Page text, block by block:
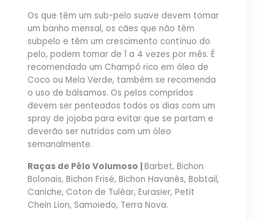
Os que têm um sub-pelo suave devem tomar
um banho mensal, os cães que não têm
subpelo e têm um crescimento contínuo do
pelo, podem tomar de 1 a 4 vezes por mês. É
recomendado um Champô rico em óleo de
Coco ou Mela Verde, também se recomenda
o uso de bálsamos. Os pelos compridos
devem ser penteados todos os dias com um
spray de jojoba para evitar que se partam e
deverão ser nutridos com um óleo
semanalmente.
Raças de Pêlo Volumoso |Barbet, Bichon
Bolonais, Bichon Frisé, Bichon Havanês, Bobtail,
Caniche, Coton de Tuléar, Eurasier, Petit
Chein Lion, Samoiedo, Terra Nova.